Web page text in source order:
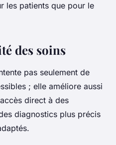
les patients que pour le
des soins
pas seulement de
; elle améliore aussi
direct à des
diagnostics plus précis